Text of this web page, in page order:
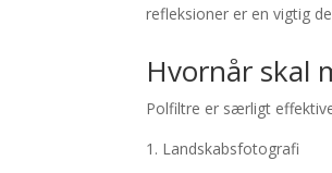
refleksioner er en vigtig
Hvornår skal
Polfiltre er særligt
1. Landskabsfotografi